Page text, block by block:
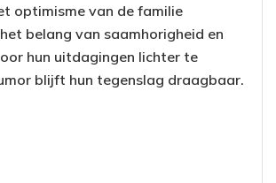
optimisme van de familie
belang van saamhorigheid en
hun uitdagingen lichter te
blijft hun tegenslag draagbaar.